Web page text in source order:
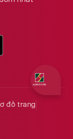
đồ trang
Quý